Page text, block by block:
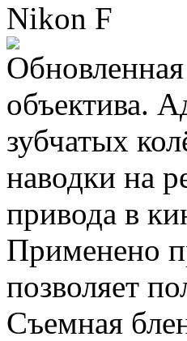
Nikon F
объектива.
зубчатых
наводки на
привода в
Применено
позволяет
Съемная